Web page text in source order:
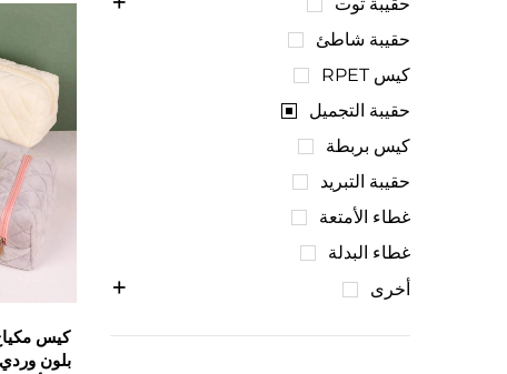
تُصنع حقيبة التجميل عالية الجودة من مواد واقية
تستخدم العديد من الحقائب التجميلية أقمشة
وتلف العناصر الأخرى داخل حقيبتك.
تضمن البنية المتينة، بما في ذلك الخياطة
تحتوي بعض الحقائب التجميلية حتى على
حقيبة شاطئ
كيس RPET
حقيبة التجميل
كيس بربطة
حقيبة التبريد
غطاء الأمتعة
غطاء البدلة
أخرى
كيس
بلون